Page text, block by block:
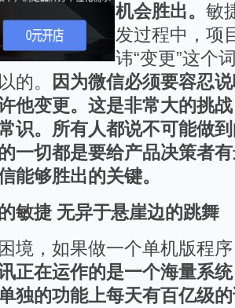
机会胜出。 敏
发过程中，项
讳“变更”这个
的。
因为微信必须要容忍
他变更。这是非常大的挑
识。所有人都说不可能做
一切都是要给产品决策者
能够胜出的关键。
敏捷 无异于悬崖边的跳舞
境，如果做一个单机版程
正在运作的是一个海量系
独的功能上每天有百亿级